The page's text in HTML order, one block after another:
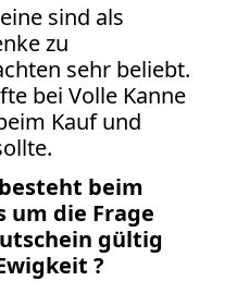
sind als
zu
sehr beliebt.
bei Volle Kanne
Kauf und
beim
um die Frage
gültig
?